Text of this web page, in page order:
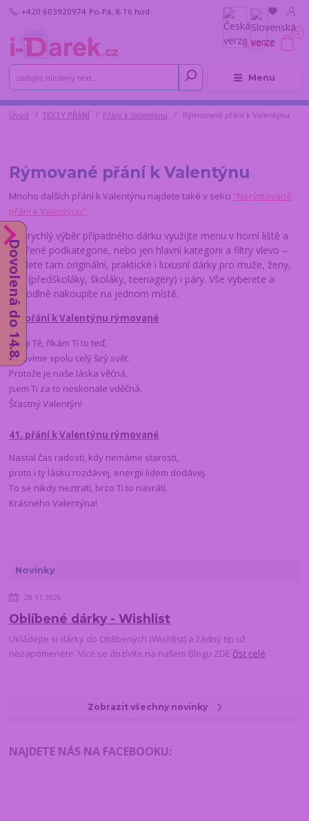
Menu
+420 603920974 Po-Pá, 8-16 hod.
0
0,00 Kč
Úvod TEXTY PŘÁNÍ Přání k Valentýnu Rýmované přání k Valentýnu
Novinky
28.11.2025
Oblíbené dárky - Wishlist
Ukládejte si dárky do Oblíbených (Wishlist) a žádný tip už
nezapomenete. Více se dozívíte na našem Blogu ZDE číst celé
Zobrazit všechny novinky
NAJDETE NÁS NA FACEBOOKU:
Rýmované přání k Valentýnu
Mnoho dalších přání k Valentýnu najdete také v sekci "Nerýmované
přání k Valentýnu".
Pro rychlý výběr případného dárku využijte menu v horní liště a
vnořené podkategorie, nebo jen hlavní kategorii a filtry vlevo –
najdete tam originální, praktické i luxusní dárky pro muže, ženy,
děti (předškoláky, školáky, teenagery) i páry. Vše vyberete a
pohodlně nakoupíte na jednom místě.
42. přání k Valentýnu rýmované
Miluji Tě, říkám Ti to teď,
objevíme spolu celý širý svět.
Protože je naše láska věčná,
jsem Ti za to neskonale vděčná.
Šťastný Valentýn!
41. přání k Valentýnu rýmované
Nastal čas radosti, kdy nemáme starosti,
proto i ty lásku rozdávej, energii lidem dodávej.
To se nikdy neztratí, brzo Ti to navrátí.
Krásného Valentýna!
Dovolená do 14.8.